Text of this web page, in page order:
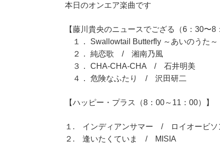
本日のオンエア楽曲です
【藤川貴央のニュースでござる（6：30〜8
１． Swallowtail Butterfly ～あいのうた
２． 純恋歌 / 湘南乃風
３． CHA-CHA-CHA / 石井明美
４． 危険なふたり / 沢田研二
【ハッピー・プラス（8：00～11：00）】
１. インディアンサマー / ロイオービソ
２. 逢いたくていま / MISIA